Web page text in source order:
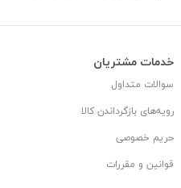
خدمات مشتریان
سوالات متداول
رویه‌های بازگرداندن کالا
حریم خصوصی
قوانین و مقررات